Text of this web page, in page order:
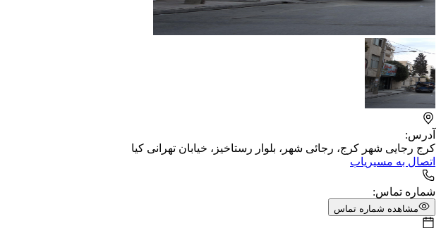
آدرس:
کرج رجایی شهر کرج، رجائی شهر، بلوار رستاخیز، خیابان تهرانی کیا
اتصال به مسیریاب
شماره تماس:
مشاهده شماره تماس